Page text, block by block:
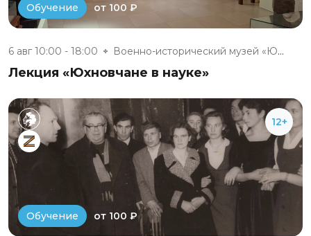
Обучение от 100 ₽
6 авг 10:00 - 18:00 Военно-исторический музей «Юхн...
Лекция «Юхновчане в науке»
12+
Обучение от 100 ₽